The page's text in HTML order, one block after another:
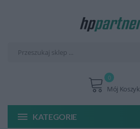
Mój Koszyk
0
KATEGORIE